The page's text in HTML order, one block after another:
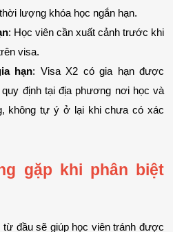
lượng khóa học ngắn hạn.
: Học viên cần xuất cảnh trước khi
visa.
hạn: Visa X2 có gia hạn được
định tại địa phương nơi học và
không tự ý ở lại khi chưa có xác
gặp khi phân biệt
từ đầu sẽ giúp học viên tránh được